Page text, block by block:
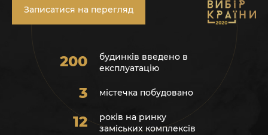
Записатися на перегляд
200
будинків введено в
експлуатацію
3 містечка побудовано
12
років на ринку
заміських комплексів